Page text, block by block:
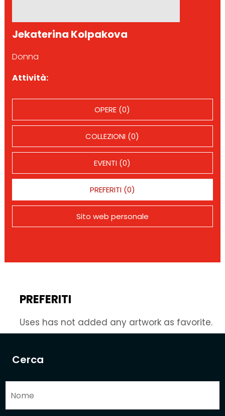
Cerca
Jekaterina Kolpakova
Donna
Attività:
OPERE (0)
COLLEZIONI (0)
EVENTI (0)
PREFERITI (0)
Sito web personale
PREFERITI
Uses has not added any artwork as favorite.